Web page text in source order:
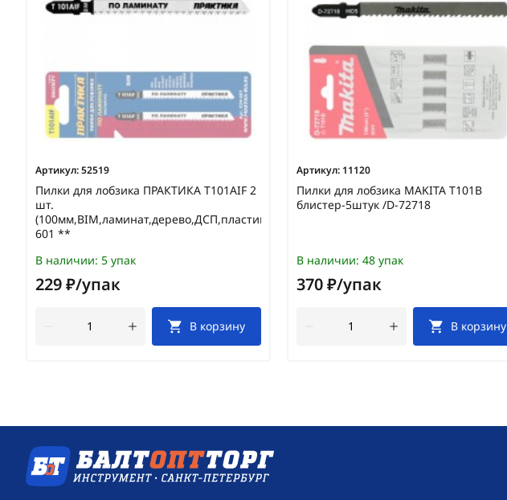
Артикул:52519
Пилки для лобзика ПРАКТИКА T101AIF 2
шт.
(100мм,BIM,ламинат,дерево,ДСП,пластик)/034-
601 **
В наличии: 5 упак
229 ₽/упак
В корзину
Артикул: 11120
Пилки для лобзика MAKITA T101B
блистер-5штук /D-72718
В наличии: 48 упак
370 ₽/упак
В корзину